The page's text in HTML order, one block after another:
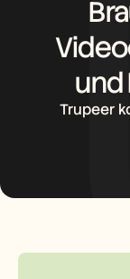
und
Trupeer